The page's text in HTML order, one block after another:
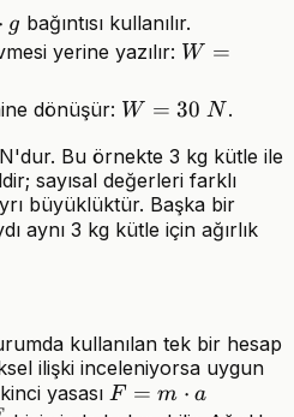
⋅ g bağıntısı kullanılır.
yerine yazılır: W=3\
m/s^2
W =
dönüşür: W=30\
W = 30 N .
N'dur. Bu örnekte 3 kg kütle ile
sayısal değerleri farklı
büyüklüktür. Başka bir
aynı 3 kg kütle için ağırlık
kullanılan tek bir hesap
ilişki inceleniyorsa uygun
yasası F=m\cdot
F = m ⋅ a